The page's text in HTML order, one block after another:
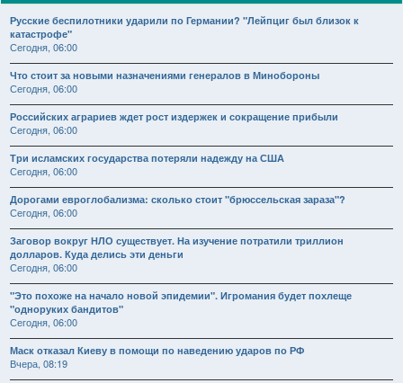
Русские беспилотники ударили по Германии? "Лейпциг был близок к
катастрофе"
Сегодня, 06:00
Что стоит за новыми назначениями генералов в Минобороны
Сегодня, 06:00
Российских аграриев ждет рост издержек и сокращение прибыли
Сегодня, 06:00
Три исламских государства потеряли надежду на США
Сегодня, 06:00
Дорогами евроглобализма: сколько стоит "брюссельская зараза"?
Сегодня, 06:00
Заговор вокруг НЛО существует. На изучение потратили триллион
долларов. Куда делись эти деньги
Сегодня, 06:00
"Это похоже на начало новой эпидемии". Игромания будет похлеще
"одноруких бандитов"
Сегодня, 06:00
Маск отказал Киеву в помощи по наведению ударов по РФ
Вчера, 08:19